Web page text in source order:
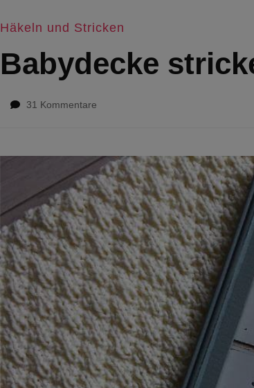
Häkeln und Stricken
Babydecke
31 Kommentare
Anleitung